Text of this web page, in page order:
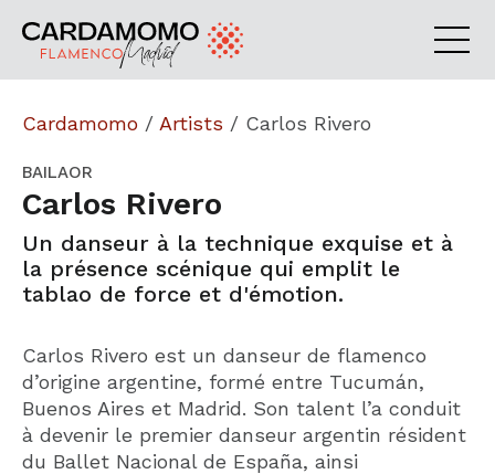
Cardamomo / Artists / Carlos Rivero
BAILAOR
Carlos Rivero
Un danseur à la technique exquise et à
la présence scénique qui emplit le
tablao de force et d'émotion.
Carlos Rivero est un danseur de flamenco
d’origine argentine, formé entre Tucumán,
Buenos Aires et Madrid. Son talent l’a conduit
à devenir le premier danseur argentin résident
du Ballet Nacional de España, ainsi